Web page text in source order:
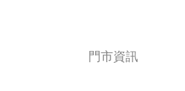
門市資訊